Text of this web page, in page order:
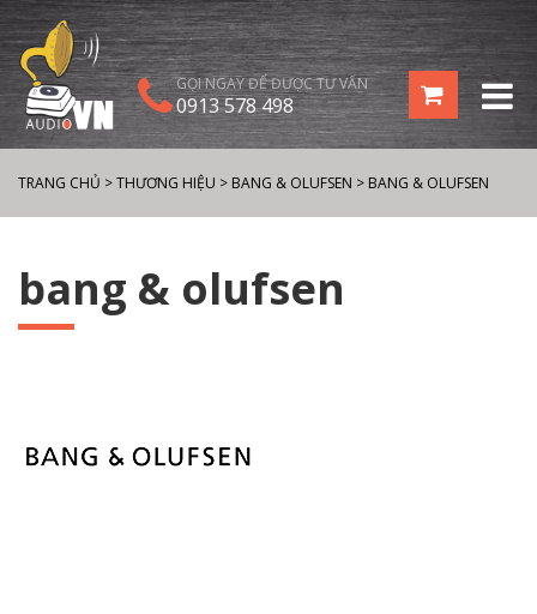
GỌI NGAY ĐỂ ĐƯỢC TƯ VẤN
0913 578 498
TRANG CHỦ >THƯƠNG HIỆU > BANG & OLUFSEN > BANG & OLUFSEN
bang & olufsen